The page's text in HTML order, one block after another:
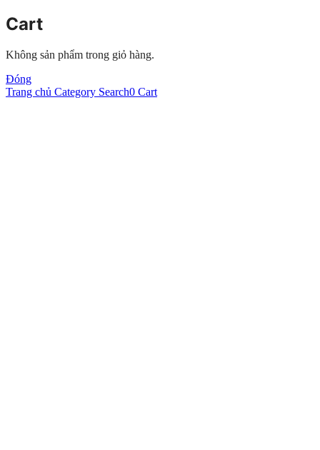
Cart
Không sản phẩm trong giỏ hàng.
Đóng
Trang chủ Category Search0 Cart